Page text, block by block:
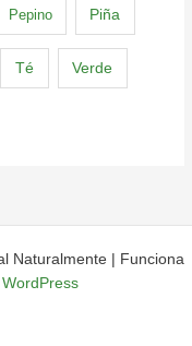
Pepino Piña
Té Verde
Naturalmente | Funciona